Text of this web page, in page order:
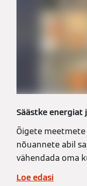
Säästke energiat
Õigete
nõuannete abil
vähendada oma
Loe edasi